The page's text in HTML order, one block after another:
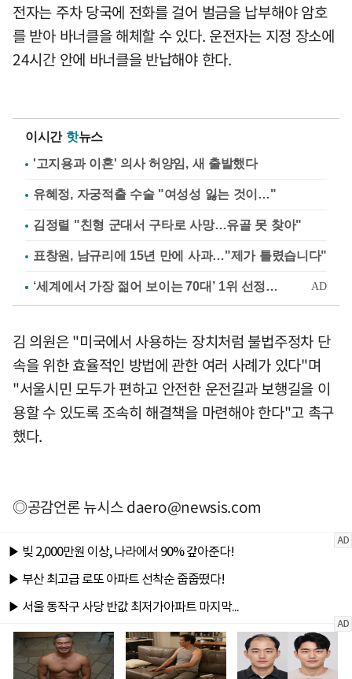
전자는 주차 당국에 전화를 걸어 벌금을 납부해야 암호
를 받아 바너클을 해체할 수 있다. 운전자는 지정 장소에
24시간 안에 바너클을 반납해야 한다.
이시간 핫뉴스
'고지용과 이혼' 의사 허양임, 새 출발했다
유혜정, 자궁적출 수술 "여성성 잃는 것이…"
김정렬 "친형 군대서 구타로 사망…유골 못 찾아"
표창원, 남규리에 15년 만에 사과…"제가 틀렸습니다"
김 의원은 "미국에서 사용하는 장치처럼 불법주정차 단
속을 위한 효율적인 방법에 관한 여러 사례가 있다"며
"서울시민 모두가 편하고 안전한 운전길과 보행길을 이
용할 수 있도록 조속히 해결책을 마련해야 한다"고 촉구
했다.
◎공감언론 뉴시스daero@newsis.com